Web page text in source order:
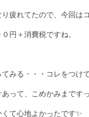
疲れてたので、今回は
円＋消費税ですね。
みる・・・コレをつけ
って、こめかみまです
て心地よかったです✨